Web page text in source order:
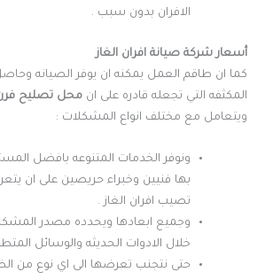
الافران بدون سبب .
أسعار شركة صيانة افران الغاز
كما ان طاقم العمل يمكنه ان يوفر الصيانه
المكثفه التي تجعله قادره على ان محل تصليح فرن
ويتعامل مع مختلف انواع المشكلات :
ونوفر الخدمات المتنوعه بافضل
بها فنيين وخبراء حريصين على ان
تصيب افران الغاز .
وجميع ابعادها ويحدده مصدر
خلال الادوات الحديثه والوسائل
حتى نتجنب تعرضها الى اي نوع من